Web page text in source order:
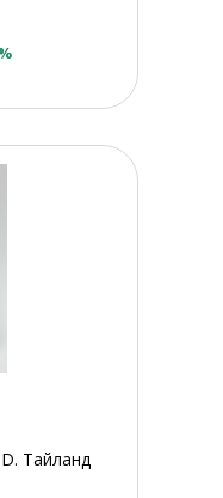
Тайланд